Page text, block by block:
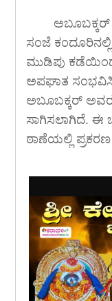
ಸಂಜೆ ಕಂದೂರಿನಲ್ಲಿ
ಮುಡಿಪು
ಅಪಘಾತ
ಅಬೂಬಕ್ಕರ್
ಸಾಗಿಸಲಾಗಿದೆ. ಈ
ಠಾಣೆಯಲ್ಲಿ